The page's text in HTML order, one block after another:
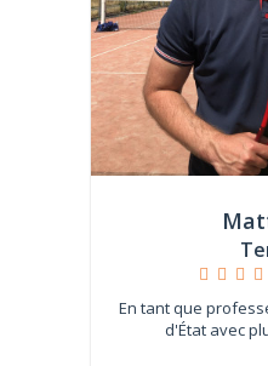
En tant que
d'État avec